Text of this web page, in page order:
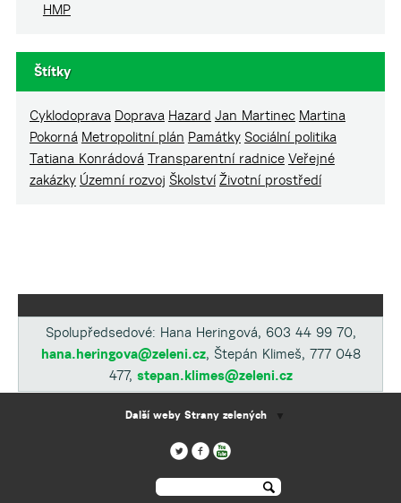
HMP
Štítky
Cyklodoprava Doprava Hazard Jan Martinec Martina
Pokorná Metropolitní plán Památky Sociální politika
Tatiana Konrádová Transparentní radnice Veřejné
zakázky Územní rozvoj Školství Životní prostředí
Spolupředsedové: Hana Heringová, 603 44 99 70,
hana.heringova@zeleni.cz, Štepán Klimeš, 777 048
477, stepan.klimes@zeleni.cz
Další weby Strany zelených ▼